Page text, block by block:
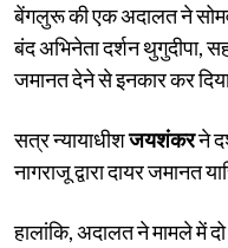
बेंगलुरू की एक अदालत ने
बंद अभिनेता दर्शन थुगुदीपा,
जमानत देने से इनकार कर
सत्र न्यायाधीशजयशंकरने
नागराजू द्वारा दायर जमानत
हालांकि, अदालत ने मामले में